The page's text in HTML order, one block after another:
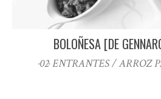
BOLOÑESA [DE
·02· ENTRANTES / ARROZ